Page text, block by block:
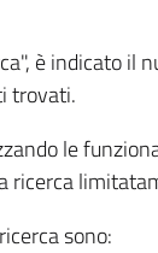
è indicato il
trovati.
le
ricerca
sono: